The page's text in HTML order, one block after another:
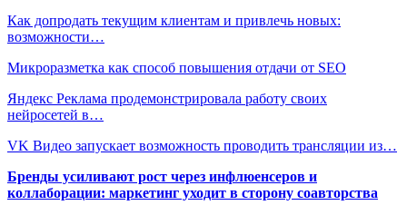
Как допродать текущим клиентам и привлечь новых:
возможности…
Микроразметка как способ повышения отдачи от SEO
Яндекс Реклама продемонстрировала работу своих
нейросетей в…
VK Видео запускает возможность проводить трансляции из…
Бренды усиливают рост через инфлюенсеров и
коллаборации: маркетинг уходит в сторону соавторства